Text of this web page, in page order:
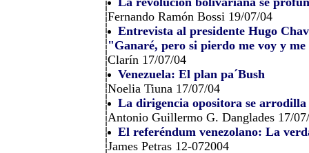
Fernando Ramón Bossi 19/07/04
Entrevista al presidente Hugo
"Ganaré, pero si pierdo me voy y
Clarín 17/07/04
Venezuela: El plan pa´Bush
Noelia Tiuna 17/07/04
La dirigencia opositora se arrodilla
Antonio Guillermo G. Danglades 17/
El referéndum venezolano: La
James Petras 12-072004